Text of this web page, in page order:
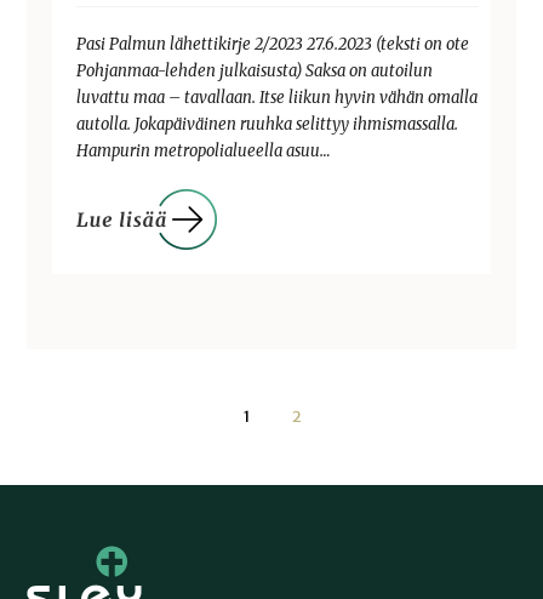
Pasi Palmun lähettikirje 2/2023 27.6.2023 (teksti on ote
Pohjanmaa-lehden julkaisusta) Saksa on autoilun
luvattu maa – tavallaan. Itse liikun hyvin vähän omalla
autolla. Jokapäiväinen ruuhka selittyy ihmismassalla.
Hampurin metropolialueella asuu…
1 2